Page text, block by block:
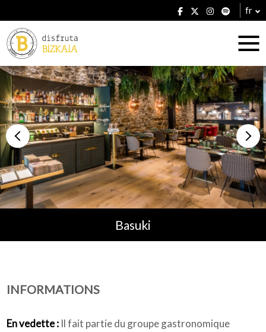
fr
Hébergement
Établissements
Plans
Basuki
INFORMATIONS
En vedette : Il fait partie du groupe gastronomique